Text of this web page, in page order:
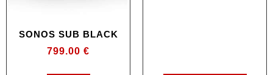
SONOS SUB BLACK
799.00 €